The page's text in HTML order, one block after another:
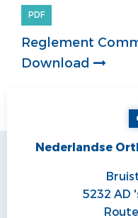
PDF
Reglement
Download
Nederlandse
5232 AD